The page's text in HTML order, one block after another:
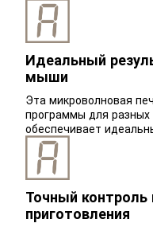
Идеальный
мыши
Эта микроволновая
программы для
обеспечивает
Точный
приготовления